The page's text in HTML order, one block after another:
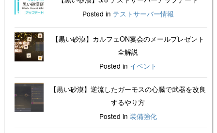
Posted in テストサーバー情報
【黒い砂漠】カルフェON宴会のメールプレゼント
全解説
Posted in イベント
【黒い砂漠】逆流したガーモスの心臓で武器を改良
するやり方
Posted in 装備強化